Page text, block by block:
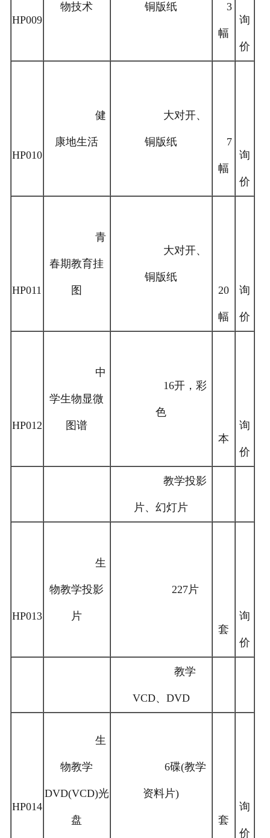
HP009
物技术 铜版纸 3
幅
询
价
HP010
健
康地生活
大对开、
铜版纸 7
幅
询
价
HP011
青
春期教育挂
图
大对开、
铜版纸
20
幅
询
价
HP012
中
学生物显微
图谱
16开，彩
色
本
询
价
教学投影
片、幻灯片
HP013
生
物教学投影
片
227片
套
询
价
教学
VCD、DVD
HP014
生
物教学
DVD(VCD)光
盘
6碟(教学
资料片)
套
询
价